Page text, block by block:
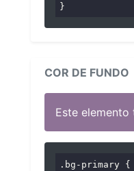
}
COR DE FUNDO
Este
.bg-primary {